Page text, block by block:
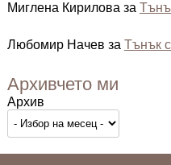
Миглена Кирилова за
Любомир Начев за Тънък
Архивчето ми
Архив